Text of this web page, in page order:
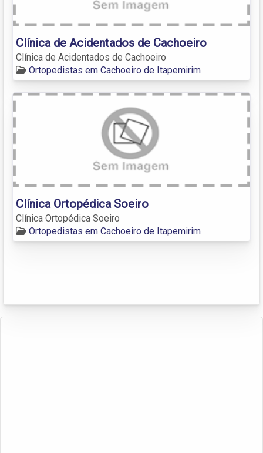
Clínica de Acidentados de Cachoeiro
Clínica de Acidentados de Cachoeiro
Ortopedistas em Cachoeiro de Itapemirim
Clínica Ortopédica Soeiro
Clínica Ortopédica Soeiro
Ortopedistas em Cachoeiro de Itapemirim